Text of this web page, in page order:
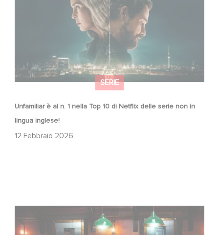
SERIE
Unfamiliar è al n. 1 nella Top 10 di Netflix delle serie non in
lingua inglese!
12 Febbraio 2026
When Broken Hearts Want Revenge: Welcome to The
Revenge Club